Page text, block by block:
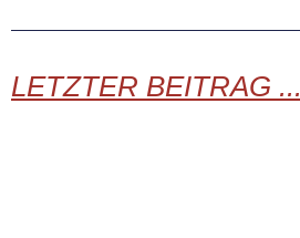
LETZTER BEITRAG ...